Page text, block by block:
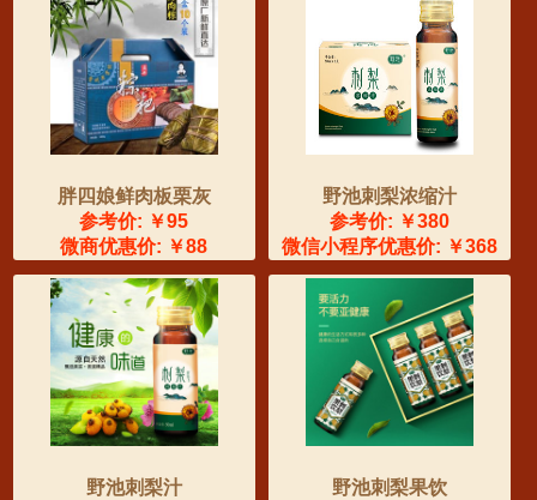
胖四娘鲜肉板栗灰
参考价: ￥95
微商优惠价: ￥88
野池刺梨浓缩汁
参考价: ￥380
微信小程序优惠价: ￥368
野池刺梨汁
野池刺梨果饮